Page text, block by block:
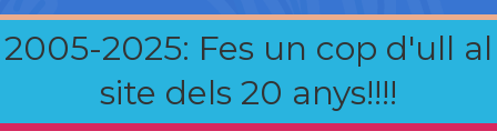
2005-2025: Fes un cop d'ull al
site dels 20 anys!!!!